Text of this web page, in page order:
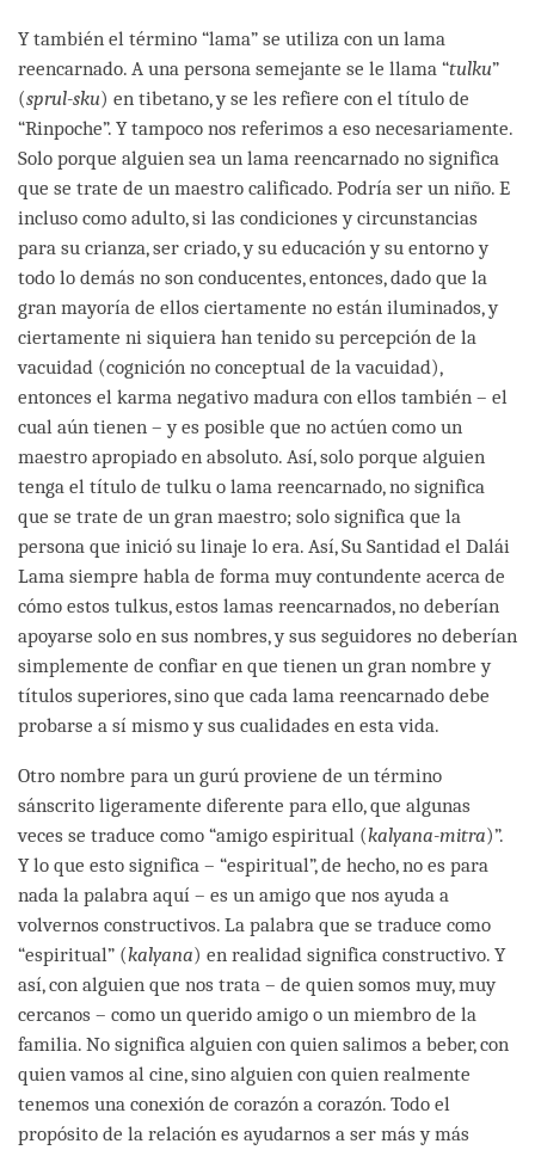
Y también el término “lama” se utiliza con un lama
reencarnado. A una persona semejante se le llama “tulku”
(sprul-sku) en tibetano, y se les refiere con el título de
“Rinpoche”. Y tampoco nos referimos a eso necesariamente.
Solo porque alguien sea un lama reencarnado no significa
que se trate de un maestro calificado. Podría ser un niño. E
incluso como adulto, si las condiciones y circunstancias
para su crianza, ser criado, y su educación y su entorno y
todo lo demás no son conducentes, entonces, dado que la
gran mayoría de ellos ciertamente no están iluminados, y
ciertamente ni siquiera han tenido su percepción de la
vacuidad (cognición no conceptual de la vacuidad),
entonces el karma negativo madura con ellos también – el
cual aún tienen – y es posible que no actúen como un
maestro apropiado en absoluto. Así, solo porque alguien
tenga el título de tulku o lama reencarnado, no significa
que se trate de un gran maestro; solo significa que la
persona que inició su linaje lo era. Así, Su Santidad el Dalái
Lama siempre habla de forma muy contundente acerca de
cómo estos tulkus, estos lamas reencarnados, no deberían
apoyarse solo en sus nombres, y sus seguidores no deberían
simplemente de confiar en que tienen un gran nombre y
títulos superiores, sino que cada lama reencarnado debe
probarse a sí mismo y sus cualidades en esta vida.
Otro nombre para un gurú proviene de un término
sánscrito ligeramente diferente para ello, que algunas
veces se traduce como “amigo espiritual (kalyana-mitra)”.
Y lo que esto significa – “espiritual”, de hecho, no es para
nada la palabra aquí – es un amigo que nos ayuda a
volvernos constructivos. La palabra que se traduce como
“espiritual” (kalyana) en realidad significa constructivo. Y
así, con alguien que nos trata – de quien somos muy, muy
cercanos – como un querido amigo o un miembro de la
familia. No significa alguien con quien salimos a beber, con
quien vamos al cine, sino alguien con quien realmente
tenemos una conexión de corazón a corazón. Todo el
propósito de la relación es ayudarnos a ser más y más